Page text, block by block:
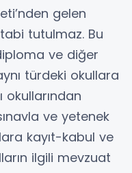
gelen
tutulmaz. Bu
ve diğer
türdeki okullara
okullarından
ve yetenek
kayıt-kabul ve
ilgili mevzuat